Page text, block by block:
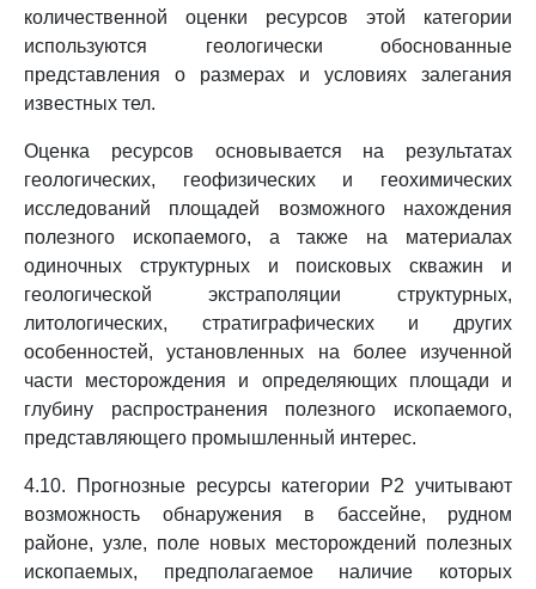
количественной оценки ресурсов этой категории
используются геологически обоснованные
представления о размерах и условиях залегания
известных тел.
Оценка ресурсов основывается на результатах
геологических, геофизических и геохимических
исследований площадей возможного нахождения
полезного ископаемого, а также на материалах
одиночных структурных и поисковых скважин и
геологической экстраполяции структурных,
литологических, стратиграфических и других
особенностей, установленных на более изученной
части месторождения и определяющих площади и
глубину распространения полезного ископаемого,
представляющего промышленный интерес.
4.10. Прогнозные ресурсы категории P2 учитывают
возможность обнаружения в бассейне, рудном
районе, узле, поле новых месторождений полезных
ископаемых, предполагаемое наличие которых